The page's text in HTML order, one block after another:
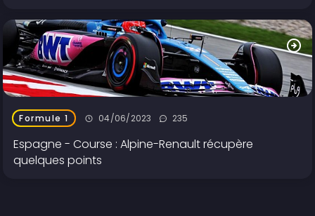
Formule 1 04/06/2023 235
Espagne - Course : Alpine-Renault récupère
quelques points